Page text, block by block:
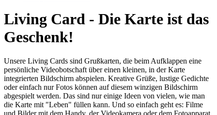
Living Card - Die Karte ist das
Geschenk!
Unsere Living Cards sind Grußkarten, die beim Aufklappen eine
persönliche Videobotschaft über einen kleinen, in der Karte
integrierten Bildschirm abspielen. Kreative Grüße, lustige Gedichte
oder einfach nur Fotos können auf diesem winzigen Bildschirm
abgespielt werden. Das sind nur einige Ideen von vielen, wie man
die Karte mit "Leben" füllen kann. Und so einfach geht es: Filme
und Bilder mit dem Handy, der Videokamera oder dem Fotoapparat